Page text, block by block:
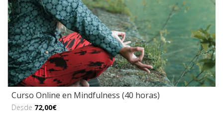
Curso Online en Mindfulness (40 horas)
Desde 72,00€